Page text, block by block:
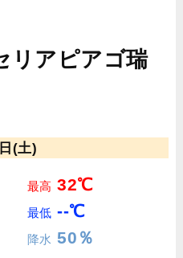
リアピアゴ瑞
(土)
最高 32℃
最低 --℃
降水 50％